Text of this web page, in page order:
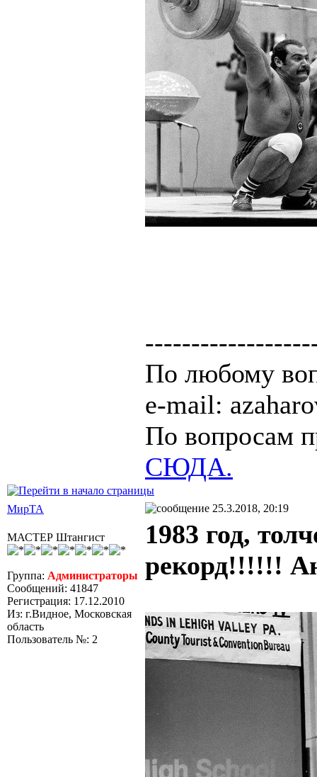
По любому
e-mail:
По вопросам
СЮДА.
МирТА 25.3.2018, 20:19
МАСТЕР Штангист
Группа: Администраторы
Сообщений: 41847
Регистрация: 17.12.2010
Из: г.Видное, Московская
область
Пользователь №: 2
1983 год,
рекорд!!!!!!